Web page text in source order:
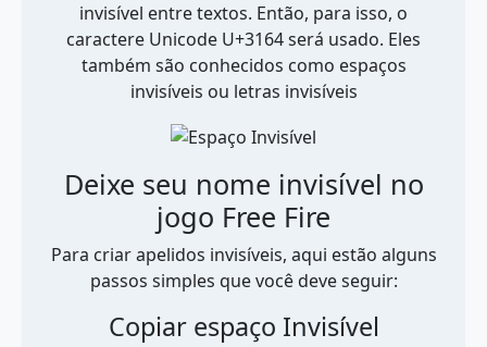
invisível entre textos. Então, para isso, o
caractere Unicode U+3164 será usado. Eles
também são conhecidos como espaços
invisíveis ou letras invisíveis
Deixe seu nome invisível no
jogo Free Fire
Para criar apelidos invisíveis, aqui estão alguns
passos simples que você deve seguir:
Copiar espaço Invisível